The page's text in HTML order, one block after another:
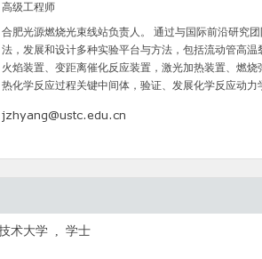
高级工程师
合肥光源燃烧光束线站负责人。 通过与国际前沿研究
法，发展和设计多种实验平台与方法，包括流动管高
火焰装置、变距离催化反应装置，激光加热装置、燃
热化学反应过程关键中间体，验证、发展化学反应动力
术大学 , 学士